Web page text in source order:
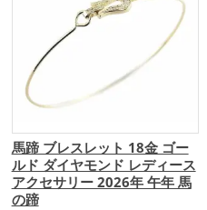
馬蹄 ブレスレット 18金 ゴー
ルド ダイヤモンド レディース
アクセサリー 2026年 午年 馬
の蹄